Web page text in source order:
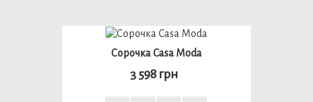
Сорочка Casa Moda
3 598 грн